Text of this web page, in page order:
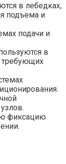
в лебедках,
подъема и
подачи и
в
требующих
фиксацию